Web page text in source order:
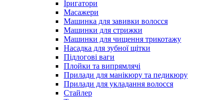
Іригатори
Масажери
Машинка для завивки волосся
Машинки для стрижки
Машинки для чищення трикотажу
Насадка для зубної щітки
Підлогові ваги
Плойки та випрямлячі
Прилади для манікюру та педикюру
Прилади для укладання волосся
Стайлер